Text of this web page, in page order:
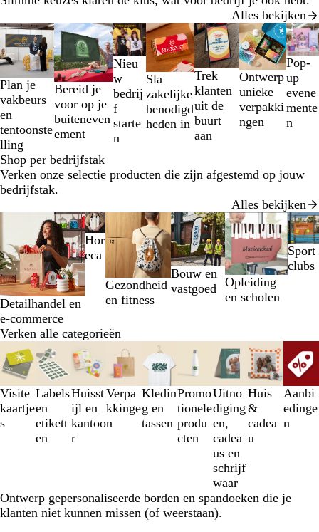
Alles bekijken
Plan je
vakbeurs
en
tentoonste
lling
Bereid je
voor op je
buiteneven
ement
Nieu
w
bedrij
f
starte
n
Sla
zakelijke
benodigd
heden in
Trek
klanten
uit de
buurt
aan
Ontwerp
unieke
verpakki
ngen
Pop-
up
evene
mente
n
Dia's
1
t/m
2
van
7
Shop per bedrijfstak
Verken onze selectie producten die zijn afgestemd op jouw
bedrijfstak.
Alles bekijken
Detailhandel en
e-commerce
Hor
eca
Gezondheid
en fitness
Bouw en
vastgoed
Opleiding
en scholen
Sport
clubs
t/m
2
van
6
Verken alle categorieën
Visite
kaartje
s
Labels
en
etikett
en
Huisst
ijl en
kantoo
r
Verpa
kkinge
n
Kledin
g en
tassen
Promo
tionele
produ
cten
Uitno
diging
en,
cadea
us en
schrijf
waar
Huis
&
cadea
u
Aanbi
edinge
n
Dia's
1
t/m
3
van
9
Ontwerp gepersonaliseerde borden en spandoeken die je
klanten niet kunnen missen (of weerstaan).